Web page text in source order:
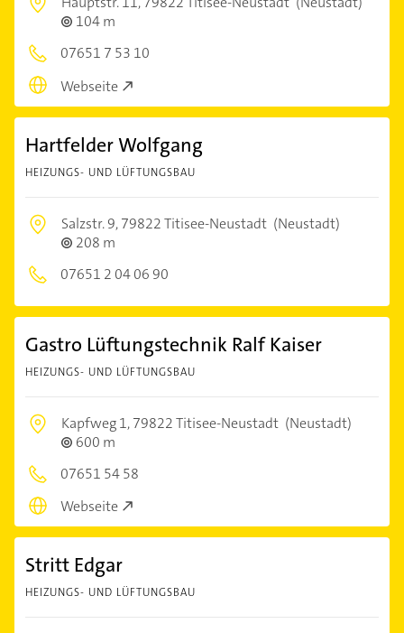
104 m
07651 7 53 10
Webseite
Hartfelder Wolfgang
HEIZUNGS- UND LÜFTUNGSBAU
Salzstr. 9,79822 Titisee-Neustadt (Neustadt)
208 m
07651 2 04 06 90
Gastro Lüftungstechnik Ralf Kaiser
HEIZUNGS- UND LÜFTUNGSBAU
Kapfweg 1,79822 Titisee-Neustadt (Neustadt)
600 m
07651 54 58
Webseite
Stritt Edgar
HEIZUNGS- UND LÜFTUNGSBAU